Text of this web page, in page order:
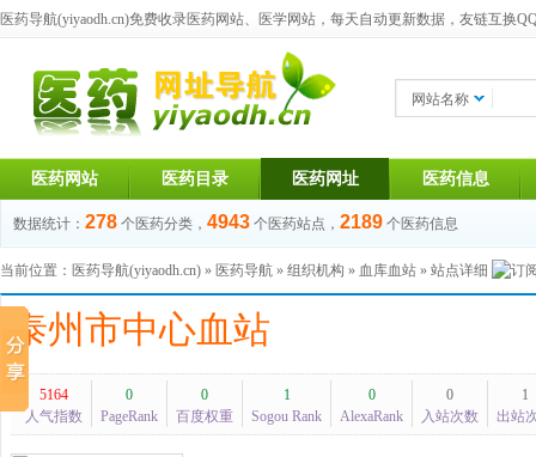
医药导航(yiyaodh.cn)免费收录医药网站、医学网站，每天自动更新数据，友链互换
网站名称
医药网站 医药目录 医药网址 医药信息
数据统计： 278 个医药分类， 4943 个医药站点， 2189 个医药信息
当前位置： 医药导航(yiyaodh.cn) » 医药导航 » 组织机构 » 血库血站 » 站点详细
泰州市中心血站
5164
人气指数
0
PageRank
0
百度权重
1
Sogou Rank
0
AlexaRank
0
入站次数
1
出站